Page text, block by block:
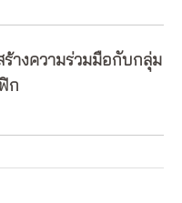
ร้างความร่วมมือกับกลุ่ม
ก